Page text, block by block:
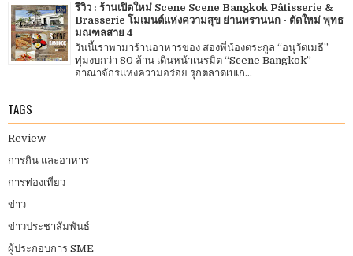
รีวิว : ร้านเปิดใหม่ Scene Scene Bangkok Pâtisserie &
Brasserie โมเมนต์แห่งความสุข ย่านพรานนก - ตัดใหม่ พุทธ
มณฑลสาย 4
วันนี้เราพามาร้านอาหารของ สองพี่น้องตระกูล “อนุวัตเมธี”
ทุ่มงบกว่า 80 ล้าน เดินหน้าเนรมิต “Scene Bangkok”
อาณาจักรแห่งความอร่อย รุกตลาดเบเก...
TAGS
Review
การกิน และอาหาร
การท่องเที่ยว
ข่าว
ข่าวประชาสัมพันธ์
ผู้ประกอบการ SME